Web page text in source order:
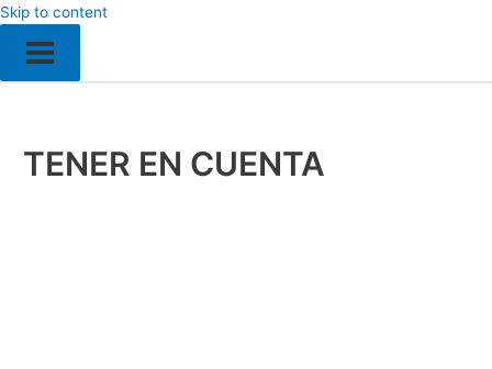
Skip to content
TENER EN CUENTA